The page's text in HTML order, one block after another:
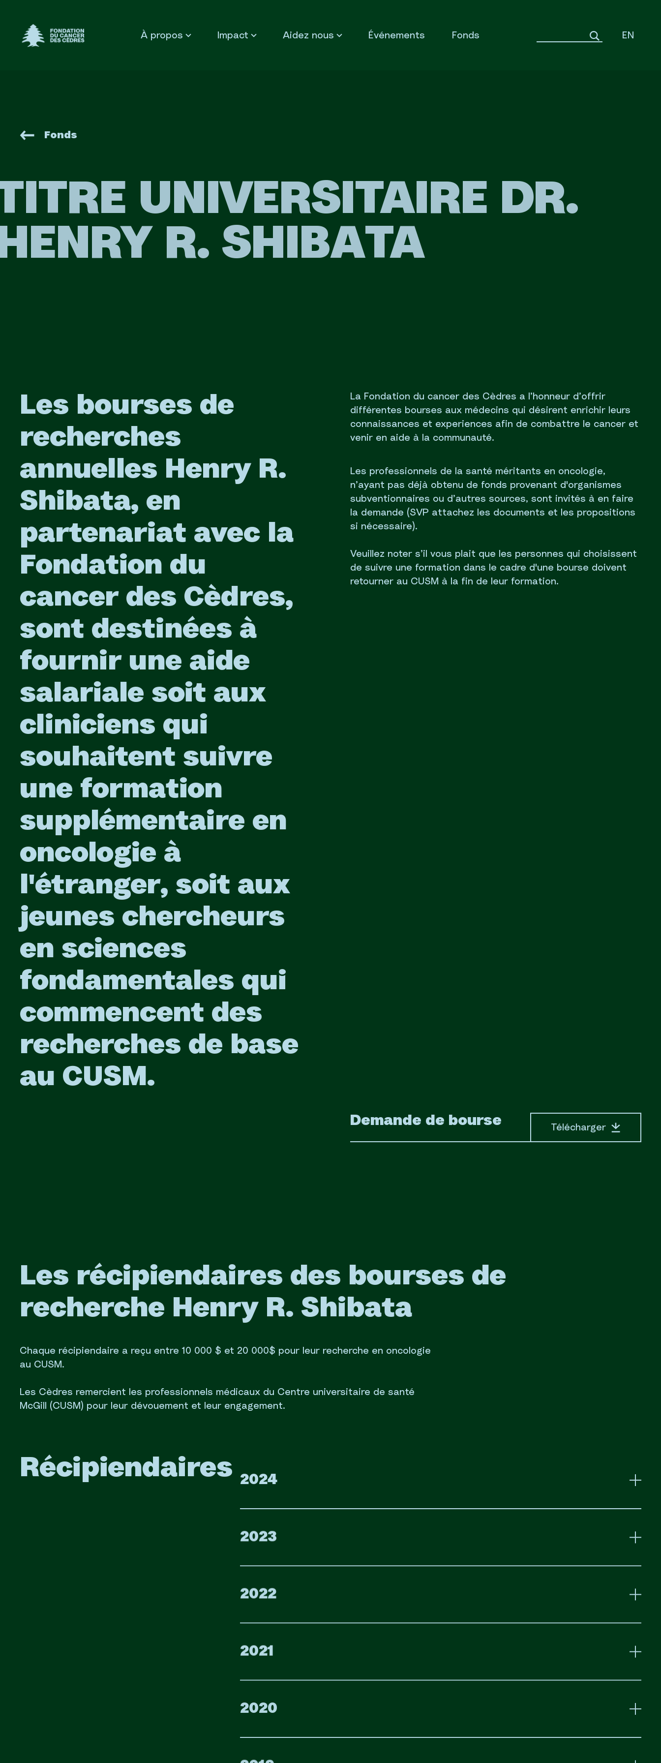
Fondation du Cancer des Cèdres
À propos Impact Aidez nous Événements Fonds EN
Fonds
UNIVERSITAIRE DR.
R. SHIBATA
Les bourses de
recherches
annuelles Henry R.
Shibata, en
partenariat avec la
Fondation du
cancer des Cèdres,
sont destinées à
fournir une aide
salariale soit aux
cliniciens qui
souhaitent suivre
une formation
supplémentaire en
oncologie à
l'étranger, soit aux
jeunes chercheurs
en sciences
fondamentales qui
commencent des
recherches de base
au CUSM.
La Fondation du cancer des Cèdres a l’honneur d’offrir
différentes bourses aux médecins qui désirent enrichir leurs
connaissances et experiences afin de combattre le cancer et
venir en aide à la communauté.
Les professionnels de la santé méritants en oncologie,
n’ayant pas déjà obtenu de fonds provenant d'organismes
subventionnaires ou d’autres sources, sont invités à en faire
la demande (SVP attachez les documents et les propositions
si nécessaire).
Veuillez noter s’il vous plait que les personnes qui choisissent
de suivre une formation dans le cadre d'une bourse doivent
retourner au CUSM à la fin de leur formation.
Demande de bourse Télécharger
Les récipiendaires des bourses de
recherche Henry R. Shibata
Chaque récipiendaire a reçu entre 10 000 $ et 20 000$ pour leur recherche en oncologie
au CUSM.
Les Cèdres remercient les professionnels médicaux du Centre universitaire de santé
McGill (CUSM) pour leur dévouement et leur engagement.
Récipiendaires 2024
2023
2022
2021
2020